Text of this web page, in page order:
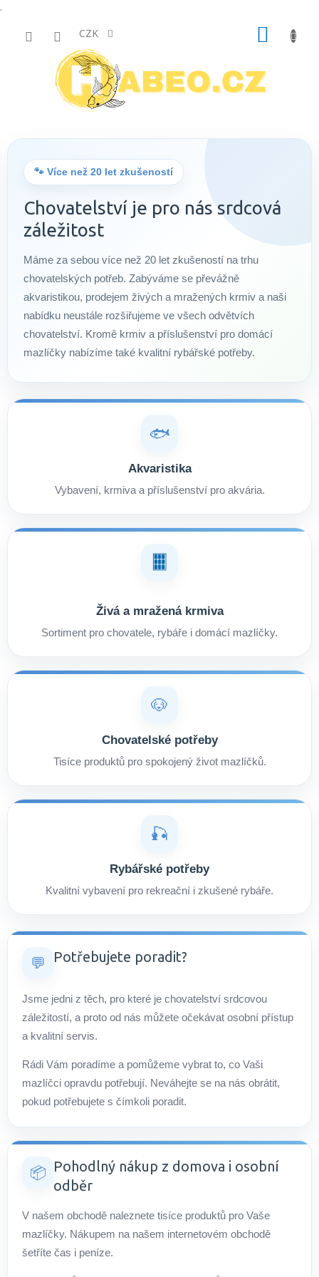
.
CZK
🐾 Více než 20 let zkušeností
Chovatelství je pro nás srdcová
záležitost
Máme za sebou více než 20 let zkušeností na trhu
chovatelských potřeb. Zabýváme se převážně
akvaristikou, prodejem živých a mražených krmiv a naši
nabídku neustále rozšiřujeme ve všech odvětvích
chovatelství. Kromě krmiv a příslušenství pro domácí
mazlíčky nabízíme také kvalitní rybářské potřeby.
🐟
Akvaristika
Vybavení, krmiva a příslušenství pro akvária.
Živá a mražená krmiva
Sortiment pro chovatele, rybáře i domácí mazlíčky.
🐶
Chovatelské potřeby
Tisíce produktů pro spokojený život mazlíčků.
🎣
Rybářské potřeby
Kvalitní vybavení pro rekreační i zkušené rybáře.
💬 Potřebujete poradit?
Jsme jedni z těch, pro které je chovatelství srdcovou
záležitostí, a proto od nás můžete očekávat osobní přístup
a kvalitní servis.
Rádi Vám poradíme a pomůžeme vybrat to, co Vaši
mazlíčci opravdu potřebují. Neváhejte se na nás obrátit,
pokud potřebujete s čímkoli poradit.
📦 Pohodlný nákup z domova i osobní
odběr
V našem obchodě naleznete tisíce produktů pro Vaše
mazlíčky. Nákupem na našem internetovém obchodě
šetříte čas i peníze.